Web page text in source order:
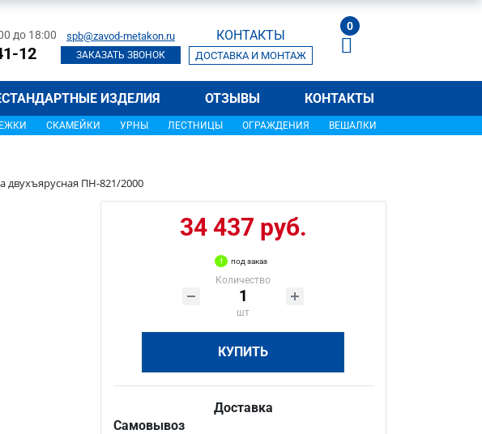
до 18:00
12
spb@zavod-metakon.ru
ЗАКАЗАТЬ ЗВОНОК
КОНТАКТЫ
ДОСТАВКА И МОНТАЖ
0
ИЗДЕЛИЯ ОТЗЫВЫ КОНТАКТЫ
СКАМЕЙКИ УРНЫ ЛЕСТНИЦЫ ОГРАЖДЕНИЯ ВЕШАЛКИ
двухъярусная ПН-821/2000
34 437 руб.
под заказ
Количество
шт
КУПИТЬ
Доставка
Самовывоз